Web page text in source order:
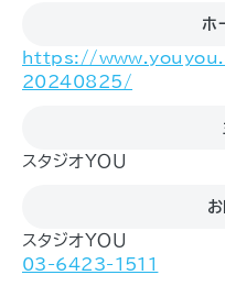
ホ
https://
20240825/
スタジオＹＯＵ
スタジオＹＯＵ
03-6423-1511